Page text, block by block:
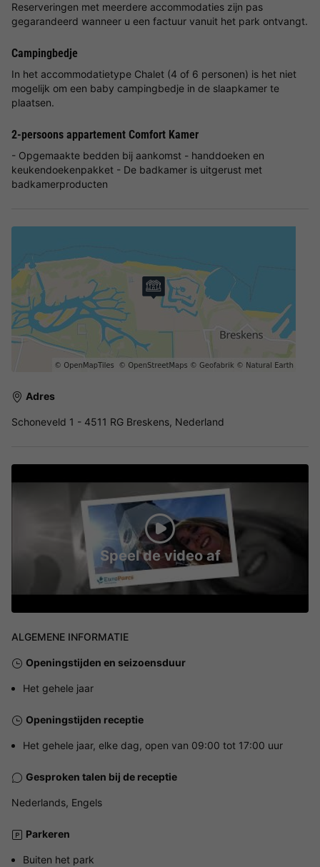
Reserveringen met meerdere accommodaties zijn pas
gegarandeerd wanneer u een factuur vanuit het park ontvangt.
Campingbedje
In het accommodatietype Chalet (4 of 6 personen) is het niet
mogelijk om een baby campingbedje in de slaapkamer te
plaatsen.
2-persoons appartement Comfort Kamer
- Opgemaakte bedden bij aankomst - handdoeken en
keukendoekenpakket - De badkamer is uitgerust met
badkamerproducten
Adres
Schoneveld 1 - 4511 RG Breskens, Nederland
Speel de video af
ALGEMENE INFORMATIE
Openingstijden en seizoensduur
Het gehele jaar
Openingstijden receptie
Het gehele jaar, elke dag, open van 09:00 tot 17:00 uur
Gesproken talen bij de receptie
Nederlands, Engels
Parkeren
Buiten het park